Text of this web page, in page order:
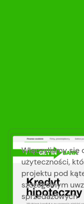
Włączyliśmy
użyteczności,
projektu pod
szczególnym
sprzedażowych